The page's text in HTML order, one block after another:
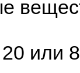
или